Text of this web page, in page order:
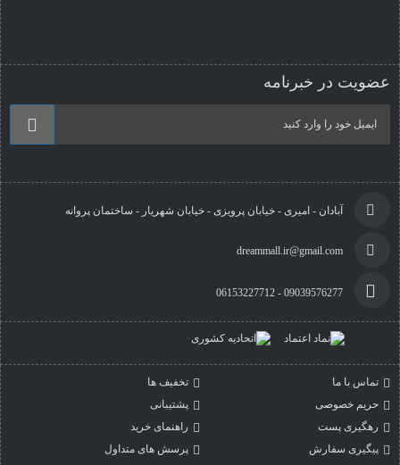
عضویت در خبرنامه
آبادان - امیری - خیابان پرویزی - خیابان شهریار - ساختمان پروانه
dreammall.ir@gmail.com
09039576277 - 06153227712
تماس با ما
تخفیف ها
حریم خصوصی
پشتیبانی
رهگیری پست
راهنمای خرید
پیگیری سفارش
پرسش های متداول